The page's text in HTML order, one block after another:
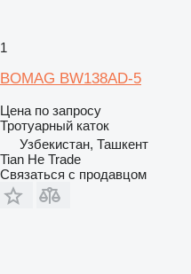
1
BOMAG BW138AD-5
Цена по запросу
Тротуарный каток
Узбекистан, Ташкент
Tian He Trade
Связаться с продавцом